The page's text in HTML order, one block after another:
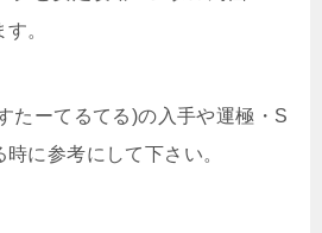
。
たーてるてる)の入手や運極・S
に参考にして下さい。